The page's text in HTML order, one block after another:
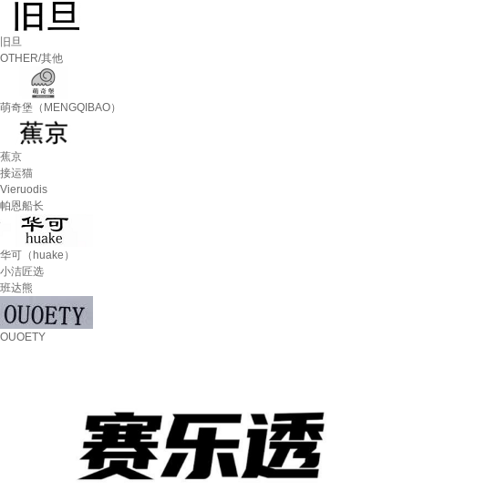
旧旦
OTHER/其他
萌奇堡（MENGQIBAO）
蕉京
接运猫
Vieruodis
帕恩船长
华可（huake）
小洁匠选
班达熊
OUOETY